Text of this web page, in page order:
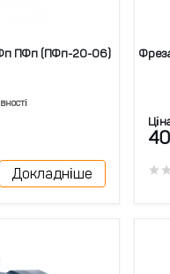
ПФп (ПФп-20-06)
Докладніше